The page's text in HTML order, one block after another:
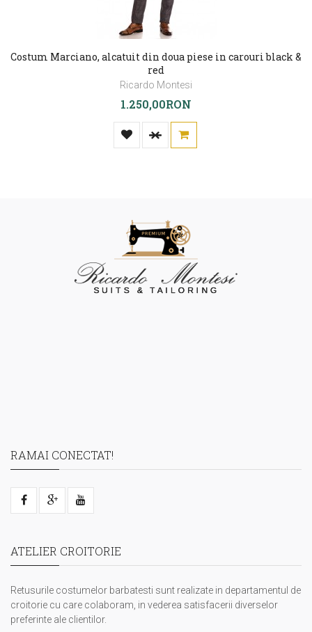
Costum Marciano, alcatuit din doua piese in carouri black &
red
Ricardo Montesi
1.250,00RON
RAMAI CONECTAT!
ATELIER CROITORIE
Retusurile costumelor barbatesti sunt realizate in departamentul de
croitorie cu care colaboram, in vederea satisfacerii diverselor
preferinte ale clientilor.